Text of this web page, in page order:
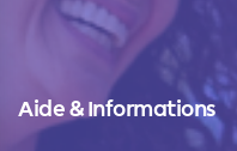
Aide & Informations